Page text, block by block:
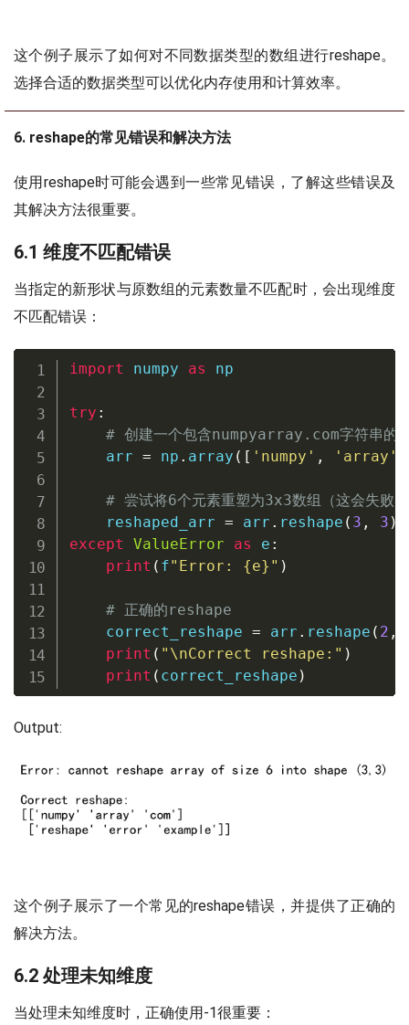
这个例子展示了如何对不同数据类型的数组进行reshape。
选择合适的数据类型可以优化内存使用和计算效率。
6. reshape的常见错误和解决方法
使用reshape时可能会遇到一些常见错误，了解这些错误及
其解决方法很重要。
6.1 维度不匹配错误
当指定的新形状与原数组的元素数量不匹配时，会出现维度
不匹配错误：
import numpy as np
try :
# 创建一个包含numpyarray.com字符串的
    arr
= np . array ( [ 'numpy' , 'array'
# 尝试将6个元素重塑为3x3数组（这会失败）
    reshaped_arr
= arr . reshape ( 3 , 3 )
except
ValueError as e :
print ( f"Error: {e} " )
# 正确的reshape
    correct_reshape
= arr . reshape ( 2 ,
print ( "\nCorrect reshape:" )
print ( correct_reshape )
Output:
这个例子展示了一个常见的reshape错误，并提供了正确的
解决方法。
6.2 处理未知维度
当处理未知维度时，正确使用-1很重要：